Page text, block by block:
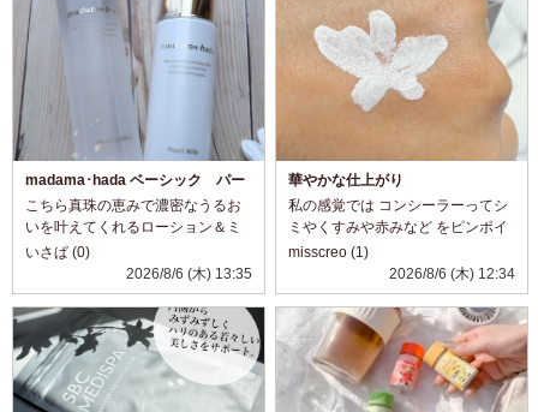
madama･hada ベーシック パー
ルローション＆ミルク☆
こちら真珠の恵みで濃密なうるお
いを叶えてくれるローション＆ミ
ルク。 ローションは透明で糸をひ
くほどトロミのあるテクスチャ。
こっくり濃厚でありながら、暑い
日でも使いやすいスッキリ感！ 肌
へのなじみがよ...
いさぱ (0)
2026/8/6 (木) 13:35
華やかな仕上がり
私の感覚では コンシーラーってシ
ミやくすみや赤みなど をピンポイ
ントで塗ってカバーする 事以外使
ってこなかったのですが コチラは
カバーというか メイクにプラス感
覚で使えるのもいいですね。 お
色...
misscreo (1)
2026/8/6 (木) 12:34